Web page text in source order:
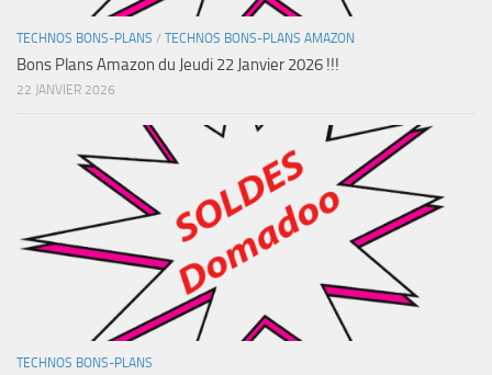
TECHNOS BONS-PLANS / TECHNOS BONS-PLANS AMAZON
Bons Plans Amazon du Jeudi 22 Janvier 2026 !!!
22 JANVIER 2026
TECHNOS BONS-PLANS